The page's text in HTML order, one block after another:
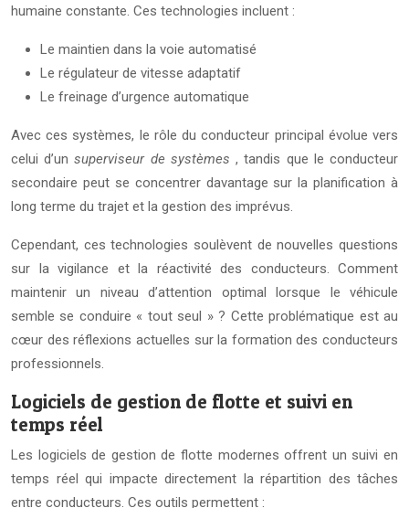
humaine constante. Ces technologies incluent :
Le maintien dans la voie automatisé
Le régulateur de vitesse adaptatif
Le freinage d’urgence automatique
Avec ces systèmes, le rôle du conducteur principal évolue vers
celui d’unsuperviseur de systèmes, tandis que le conducteur
secondaire peut se concentrer davantage sur la planification à
long terme du trajet et la gestion des imprévus.
Cependant, ces technologies soulèvent de nouvelles questions
sur la vigilance et la réactivité des conducteurs. Comment
maintenir un niveau d’attention optimal lorsque le véhicule
semble se conduire « tout seul » ? Cette problématique est au
cœur des réflexions actuelles sur la formation des conducteurs
professionnels.
Logiciels de gestion de flotte et suivi en
temps réel
Les logiciels de gestion de flotte modernes offrent un suivi en
temps réel qui impacte directement la répartition des tâches
entre conducteurs. Ces outils permettent :